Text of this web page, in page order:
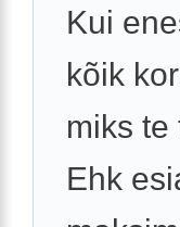
Kui
kõik
miks
Ehk